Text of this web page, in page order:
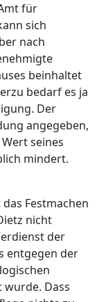
für
sich
nach
beinhaltet
bedarf es ja
Der
angegeben,
seines
mindert.
Festmachen
nicht
der
entgegen der
Dass